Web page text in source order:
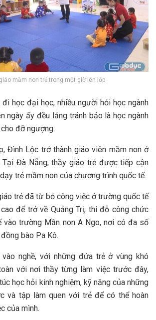
mầm non trẻ trong một giờ lên lớp
học đại học, nhiều người hỏi học ngành
ngày ấy đều lảng tránh bảo là học ngành
đỡ ngượng.
Đình Lộc trở thành giáo viên mầm non ở
Tại Đà Nẵng, thầy giáo trẻ được tiếp cận
trẻ mầm non của chương trình quốc tế.
trẻ đã từ bỏ công việc ở trường quốc tế
để trở về Quảng Trị, thi đỗ công chức
vào trường Mần non A Ngo, nơi có đa số
bào Pa Kô.
nghề, với những đứa trẻ ở vùng khó
với nơi thầy từng làm việc trước đây,
học hỏi kinh nghiệm, kỹ năng của những
và tập làm quen với trẻ để có thể hoàn
của mình.